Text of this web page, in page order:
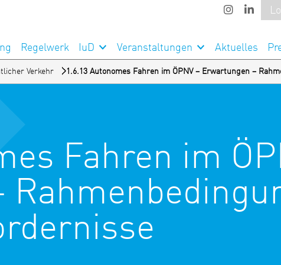
Regelwerk IuD Veranstaltungen Aktuelles
Verkehr 1.6.13 Autonomes Fahren im ÖPNV – Erwartungen –
Fahren im